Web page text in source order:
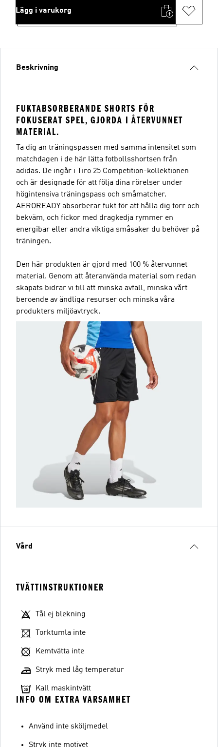
Lägg i varukorg
Beskrivning
FUKTABSORBERANDE SHORTS FÖR
FOKUSERAT SPEL, GJORDA I ÅTERVUNNET
MATERIAL.
Ta dig an träningspassen med samma intensitet som
matchdagen i de här lätta fotbollsshortsen från
adidas. De ingår i Tiro 25 Competition-kollektionen
och är designade för att följa dina rörelser under
högintensiva träningspass och småmatcher.
AEROREADY absorberar fukt för att hålla dig torr och
bekväm, och fickor med dragkedja rymmer en
energibar eller andra viktiga småsaker du behöver på
träningen.
Den här produkten är gjord med 100 % återvunnet
material. Genom att återanvända material som redan
skapats bidrar vi till att minska avfall, minska vårt
beroende av ändliga resurser och minska våra
produkters miljöavtryck.
Vård
TVÄTTINSTRUKTIONER
Tål ej blekning
Torktumla inte
Kemtvätta inte
Stryk med låg temperatur
Kall maskintvätt
INFO OM EXTRA VARSAMHET
Använd inte sköljmedel
Stryk inte motivet